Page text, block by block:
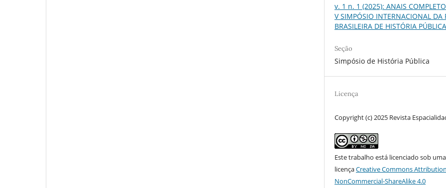
v. 1 n. 1 (2025): ANAIS
V SIMPÓSIO INTERNACIONAL DA
BRASILEIRA DE HISTÓRIA PÚBLICA
Seção
Simpósio de História Pública
Licença
Copyright (c) 2025 Revista
Este trabalho está licenciado sob uma
licençaCreative Commons
NonCommercial-ShareAlike 4.0